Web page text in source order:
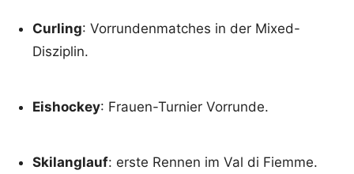
Curling: Vorrundenmatches in der Mixed-
Disziplin.
Eishockey: Frauen-Turnier Vorrunde.
Skilanglauf: erste Rennen im Val di Fiemme.